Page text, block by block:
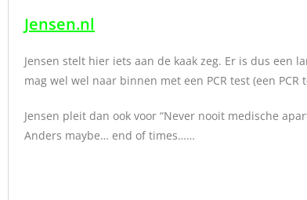
Jensen.nl
Jensen stelt hier iets aan de kaak zeg. Er is dus een
mag wel wel naar binnen met een PCR test (een
Jensen pleit dan ook voor “Never nooit medische
Anders maybe… end of times……